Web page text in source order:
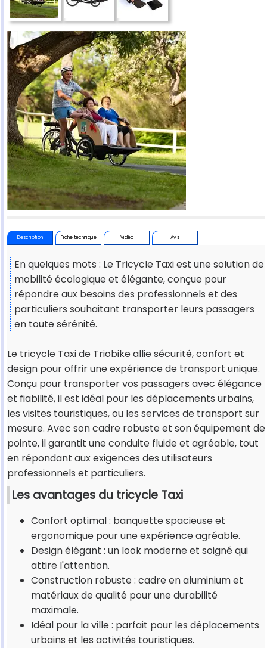
Description Fiche technique Vidéo Avis
En quelques mots : Le Tricycle Taxi est une solution de
mobilité écologique et élégante, conçue pour
répondre aux besoins des professionnels et des
particuliers souhaitant transporter leurs passagers
en toute sérénité.
Le tricycle Taxi de Triobike allie sécurité, confort et
design pour offrir une expérience de transport unique.
Conçu pour transporter vos passagers avec élégance
et fiabilité, il est idéal pour les déplacements urbains,
les visites touristiques, ou les services de transport sur
mesure. Avec son cadre robuste et son équipement de
pointe, il garantit une conduite fluide et agréable, tout
en répondant aux exigences des utilisateurs
professionnels et particuliers.
Les avantages du tricycle Taxi
Confort optimal : banquette spacieuse et
ergonomique pour une expérience agréable.
Design élégant : un look moderne et soigné qui
attire l'attention.
Construction robuste : cadre en aluminium et
matériaux de qualité pour une durabilité
maximale.
Idéal pour la ville : parfait pour les déplacements
urbains et les activités touristiques.